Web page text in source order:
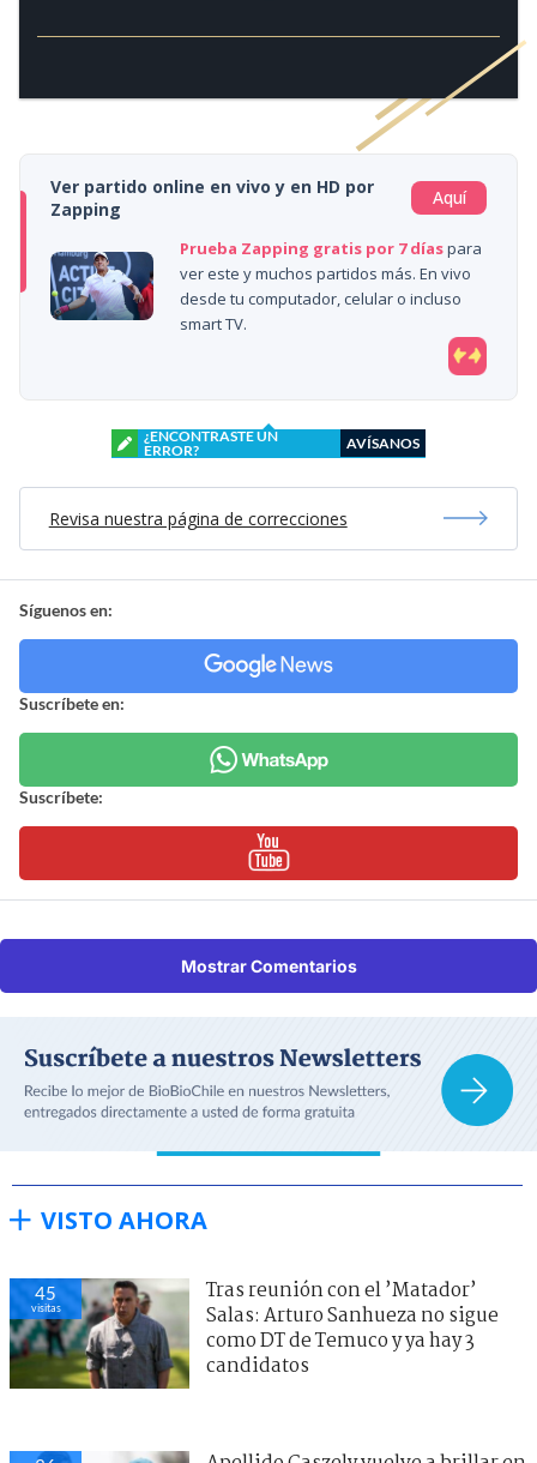
Ver partido online en vivo y en HD por
Zapping
Aquí
Prueba Zapping gratis por 7 díaspara
ver este y muchos partidos más. En vivo
desde tu computador, celular o incluso
smart TV.
¿ENCONTRASTE UN
ERROR?
AVÍSANOS
Revisa nuestra página de correcciones
Síguenos en:
Suscríbete en:
Suscríbete:
Mostrar Comentarios
VISTO AHORA
45
visitas
Tras reunión con el ’Matador’
Salas: Arturo Sanhueza no sigue
como DT de Temuco y ya hay 3
candidatos